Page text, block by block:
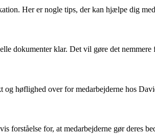
Her er nogle tips, der kan hjælpe dig
dokumenter klar. Det vil gøre det
høflighed over for medarbejderne hos
forståelse for, at medarbejderne gør deres